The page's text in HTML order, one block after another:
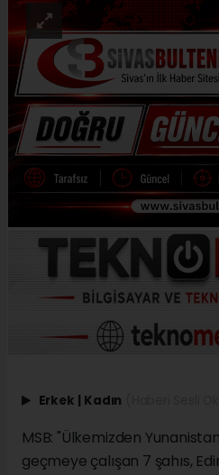
Erkek Kadın
MSB: "Ülkemizden
geçmeye çalışan 7 şahıs,